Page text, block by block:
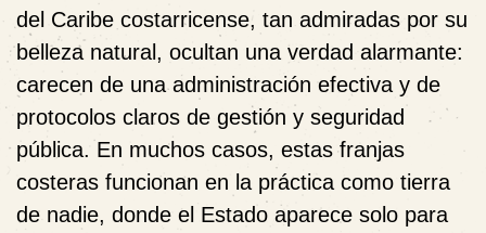
del Caribe costarricense, tan admiradas por su
belleza natural, ocultan una verdad alarmante:
carecen de una administración efectiva y de
protocolos claros de gestión y seguridad
pública. En muchos casos, estas franjas
costeras funcionan en la práctica como tierra
de nadie, donde el Estado aparece solo para